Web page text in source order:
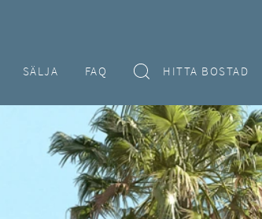
SÄLJA FAQ HITTA BOSTAD